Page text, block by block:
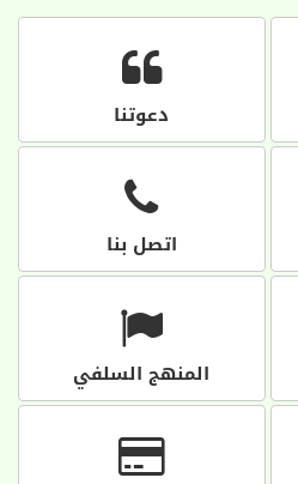
دعوتنا
اتصل بنا
المنهج السلفي